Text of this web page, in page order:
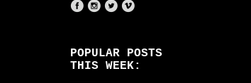
POPULAR POSTS
THIS WEEK: